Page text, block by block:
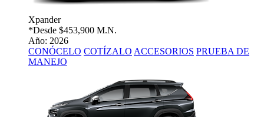
Xpander
*Desde $453,900 M.N.
Año: 2026
CONÓCELO COTÍZALO ACCESORIOS PRUEBA DE
MANEJO